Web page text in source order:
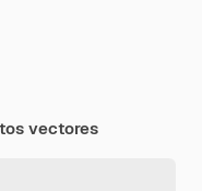
vectores